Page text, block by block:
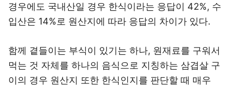
경우에도 국내산일 경우 한식이라는 응답이 42%, 수
입산은 14%로 원산지에 따라 응답의 차이가 있다.
함께 곁들이는 부식이 있기는 하나, 원재료를 구워서
먹는 것 자체를 하나의 음식으로 지칭하는 삼겹살 구
이의 경우 원산지 또한 한식인지를 판단할 때 매우